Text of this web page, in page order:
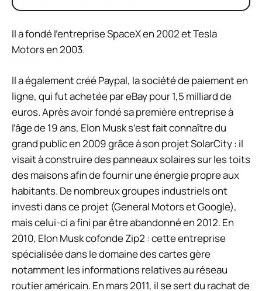
Il a fondé l’entreprise SpaceX en 2002 et Tesla
Motors en 2003.
Il a également créé Paypal, la société de paiement en
ligne, qui fut achetée par eBay pour 1,5 milliard de
euros. Après avoir fondé sa première entreprise à
l’âge de 19 ans, Elon Musk s’est fait connaître du
grand public en 2009 grâce à son projet SolarCity : il
visait à construire des panneaux solaires sur les toits
des maisons afin de fournir une énergie propre aux
habitants. De nombreux groupes industriels ont
investi dans ce projet (General Motors et Google),
mais celui-ci a fini par être abandonné en 2012. En
2010, Elon Musk cofonde Zip2 : cette entreprise
spécialisée dans le domaine des cartes gère
notamment les informations relatives au réseau
routier américain. En mars 2011, il se sert du rachat de